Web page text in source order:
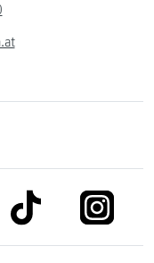
link to tiktok link to